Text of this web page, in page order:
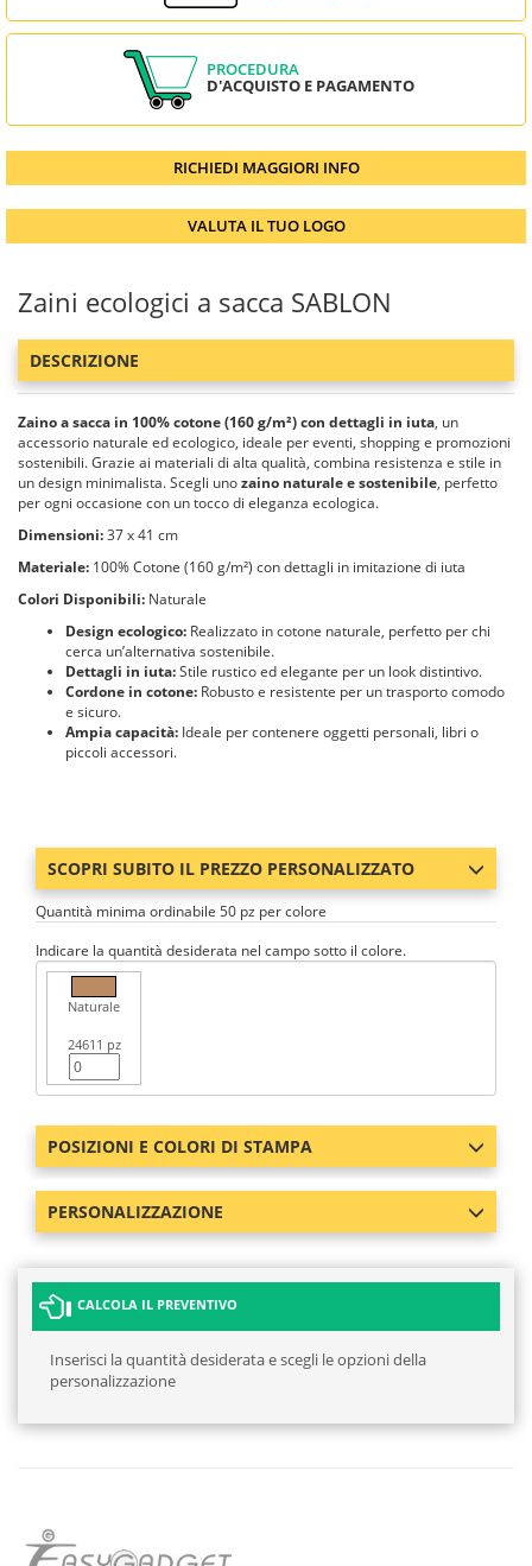
PROCEDURA
D'ACQUISTO E PAGAMENTO
RICHIEDI MAGGIORI INFO
VALUTA IL TUO LOGO
Zaini ecologici a sacca SABLON
DESCRIZIONE
Zaino a sacca in 100% cotone (160 g/m²) con dettagli in iuta, un
accessorio naturale ed ecologico, ideale per eventi, shopping e promozioni
sostenibili. Grazie ai materiali di alta qualità, combina resistenza e stile in
un design minimalista. Scegli unozaino naturale e sostenibile, perfetto
per ogni occasione con un tocco di eleganza ecologica.
Dimensioni:37 x 41 cm
Materiale: 100% Cotone (160 g/m²) con dettagli in imitazione di iuta
Colori Disponibili: Naturale
Design ecologico: Realizzato in cotone naturale, perfetto per chi
cerca un’alternativa sostenibile.
Dettagli in iuta:Stile rustico ed elegante per un look distintivo.
Cordone in cotone: Robusto e resistente per un trasporto comodo
e sicuro.
Ampia capacità: Ideale per contenere oggetti personali, libri o
piccoli accessori.
SCOPRI SUBITO IL PREZZO PERSONALIZZATO
Quantità minima ordinabile 50 pz per colore
Indicare la quantità desiderata nel campo sotto il colore.
Naturale
24611 pz
POSIZIONI E COLORI DI STAMPA
PERSONALIZZAZIONE
CALCOLA IL PREVENTIVO
Inserisci la quantità desiderata e scegli le opzioni della
personalizzazione